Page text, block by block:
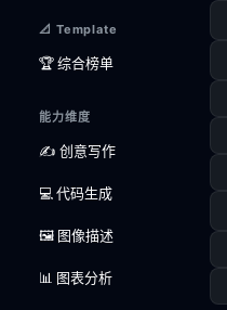
📐 Template
🏆 综合榜单
能力维度
✍️ 创意写作
💻 代码生成
🖼️ 图像描述
📊 图表分析